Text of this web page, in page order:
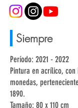
Siempre
Período: 2021 - 2022
Pintura en acrílico,
monedas,
1890.
Tamaño: 80 x 110 cm